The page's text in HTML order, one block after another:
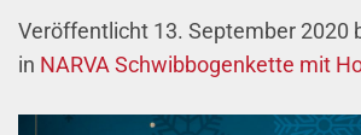
Veröffentlicht 13. September 2020
in NARVA Schwibbogenkette mit